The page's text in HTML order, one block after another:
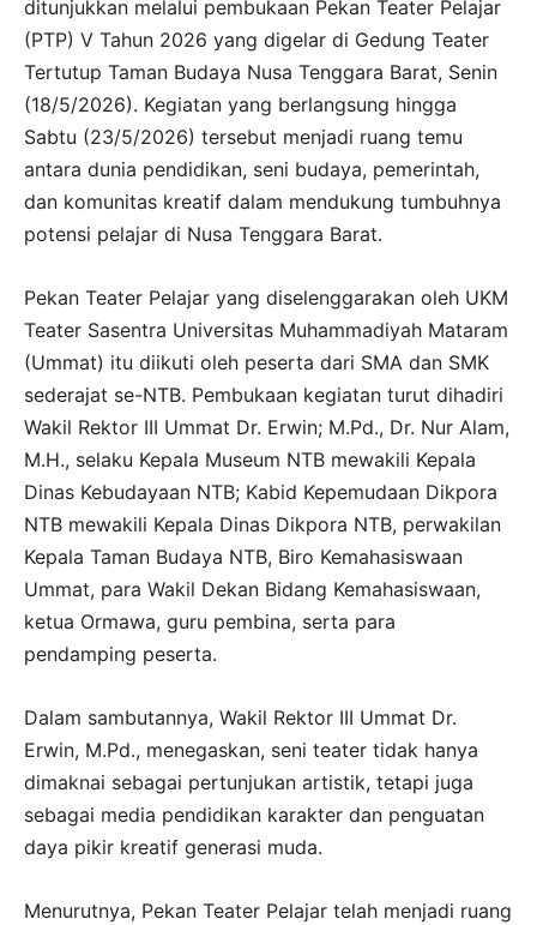
ditunjukkan melalui pembukaan Pekan Teater Pelajar
(PTP) V Tahun 2026 yang digelar di Gedung Teater
Tertutup Taman Budaya Nusa Tenggara Barat, Senin
(18/5/2026). Kegiatan yang berlangsung hingga
Sabtu (23/5/2026) tersebut menjadi ruang temu
antara dunia pendidikan, seni budaya, pemerintah,
dan komunitas kreatif dalam mendukung tumbuhnya
potensi pelajar di Nusa Tenggara Barat.
Pekan Teater Pelajar yang diselenggarakan oleh UKM
Teater Sasentra Universitas Muhammadiyah Mataram
(Ummat) itu diikuti oleh peserta dari SMA dan SMK
sederajat se-NTB. Pembukaan kegiatan turut dihadiri
Wakil Rektor III Ummat Dr. Erwin; M.Pd., Dr. Nur Alam,
M.H., selaku Kepala Museum NTB mewakili Kepala
Dinas Kebudayaan NTB; Kabid Kepemudaan Dikpora
NTB mewakili Kepala Dinas Dikpora NTB, perwakilan
Kepala Taman Budaya NTB, Biro Kemahasiswaan
Ummat, para Wakil Dekan Bidang Kemahasiswaan,
ketua Ormawa, guru pembina, serta para
pendamping peserta.
Dalam sambutannya, Wakil Rektor III Ummat Dr.
Erwin, M.Pd., menegaskan, seni teater tidak hanya
dimaknai sebagai pertunjukan artistik, tetapi juga
sebagai media pendidikan karakter dan penguatan
daya pikir kreatif generasi muda.
Menurutnya, Pekan Teater Pelajar telah menjadi ruang